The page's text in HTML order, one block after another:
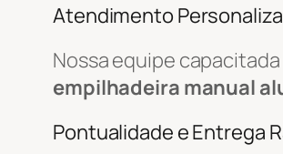
Atendimento
Nossa equipe
empilhadeira manual
Pontualidade e Entrega